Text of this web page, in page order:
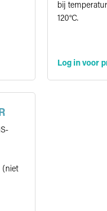
bij
120°C.
Log in voor
(niet